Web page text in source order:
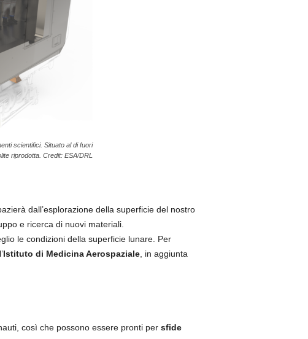
scientifici. Situato al di fuori
riprodotta. Credit: ESA/DRL
dall’esplorazione della superficie del nostro
e ricerca di nuovi materiali.
le condizioni della superficie lunare. Per
Istituto di Medicina Aerospaziale, in aggiunta
così che possono essere pronti persfide